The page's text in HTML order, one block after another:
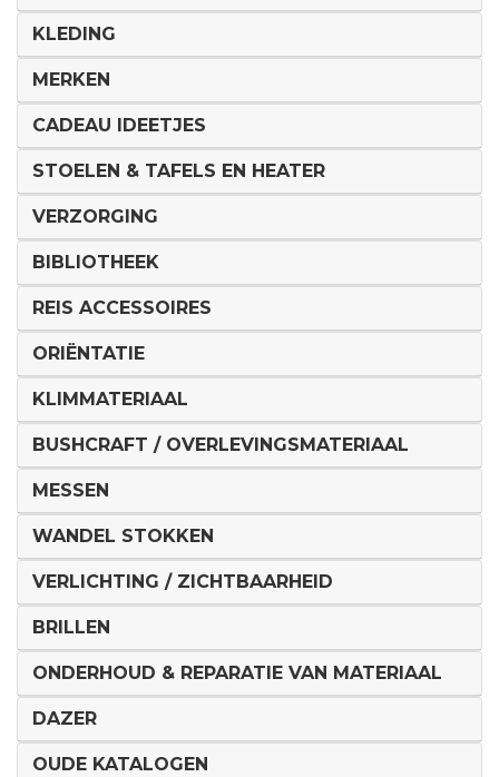
KLEDING
MERKEN
CADEAU IDEETJES
STOELEN & TAFELS EN HEATER
VERZORGING
BIBLIOTHEEK
REIS ACCESSOIRES
ORIËNTATIE
KLIMMATERIAAL
BUSHCRAFT / OVERLEVINGSMATERIAAL
MESSEN
WANDEL STOKKEN
VERLICHTING / ZICHTBAARHEID
BRILLEN
ONDERHOUD & REPARATIE VAN MATERIAAL
DAZER
OUDE KATALOGEN